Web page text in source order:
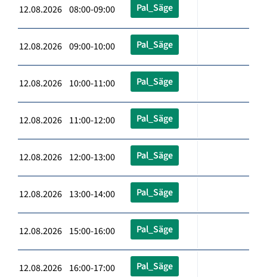
12.08.2026 08:00-09:00 Pal_Säge
12.08.2026 09:00-10:00 Pal_Säge
12.08.2026 10:00-11:00 Pal_Säge
12.08.2026 11:00-12:00 Pal_Säge
12.08.2026 12:00-13:00 Pal_Säge
12.08.2026 13:00-14:00 Pal_Säge
12.08.2026 15:00-16:00 Pal_Säge
12.08.2026 16:00-17:00 Pal_Säge